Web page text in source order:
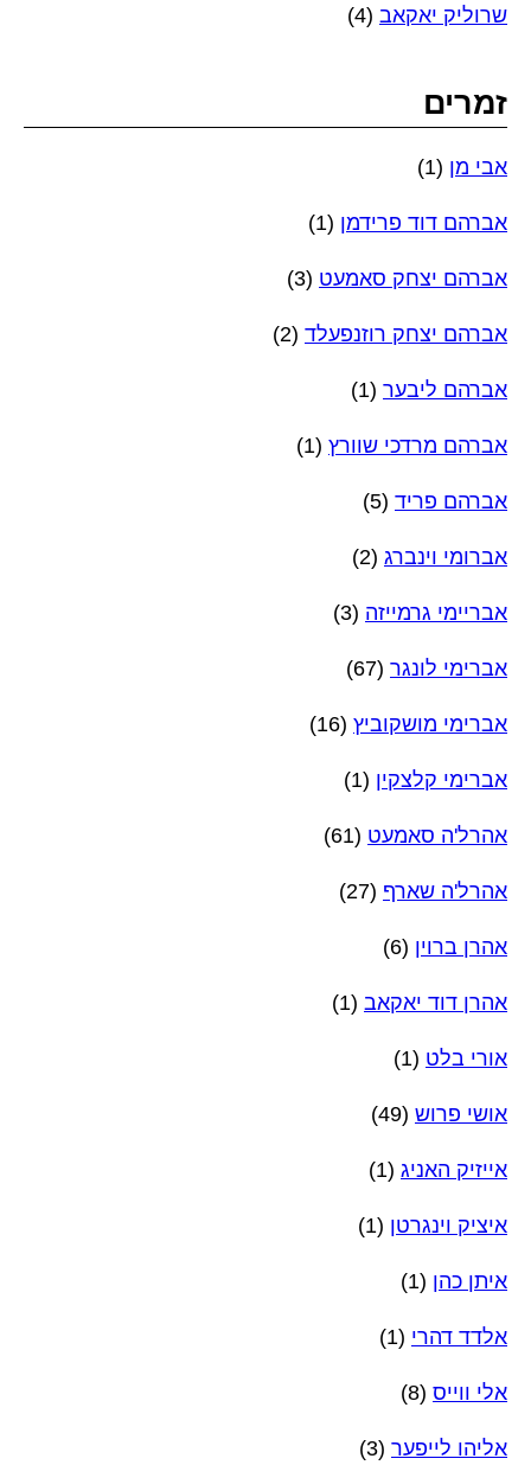
שרוליק יאקאב (4)
זמרים
אבי מן (1)
אברהם דוד פרידמן (1)
אברהם יצחק סאמעט (3)
אברהם יצחק רוזנפעלד (2)
אברהם ליבער (1)
אברהם מרדכי שוורץ (1)
אברהם פריד (5)
אברומי וינברג (2)
אבריימי גרמייזה (3)
אברימי לונגר (67)
אברימי מושקוביץ (16)
אברימי קלצקין (1)
אהרל'ה סאמעט (61)
אהרל'ה שארף (27)
אהרן ברוין (6)
אהרן דוד יאקאב (1)
אורי בלט (1)
אושי פרוש (49)
אייזיק האניג (1)
איציק וינגרטן (1)
איתן כהן (1)
אלדד דהרי (1)
אלי ווייס (8)
אליהו לייפער (3)